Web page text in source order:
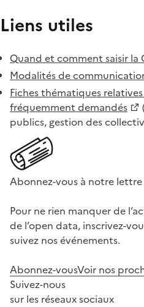
Liens utiles
Quand et comment saisir la
Modalités de
Fiches thématiques
fréquemment demandés
publics, gestion des
Abonnez-vous à notre
Pour ne rien manquer de
de l’open data, inscrivez-
suivez nos événements.
Abonnez-vousVoir nos
Suivez-nous
sur les réseaux sociaux